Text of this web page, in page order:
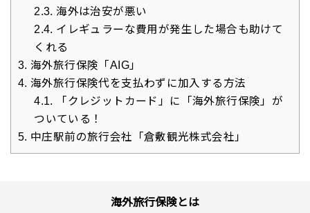
2.3. 海外は治安が悪い
2.4. イレギュラーな費用が発生した場合も助けて
くれる
3. 海外旅行保険「AIG」
4. 海外旅行保険代を支払わずに加入する方法
4.1.
「クレジットカード」に「海外旅行保険」が
ついている！
5. 中庄駅前の旅行会社「倉敷観光株式会社」
海外旅行保険とは